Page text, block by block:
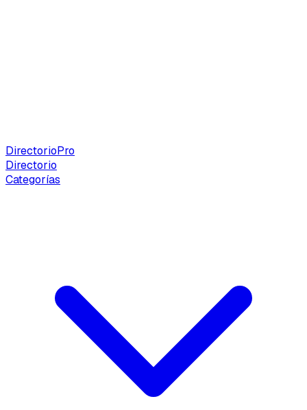
DirectorioPro
Directorio
Categorías